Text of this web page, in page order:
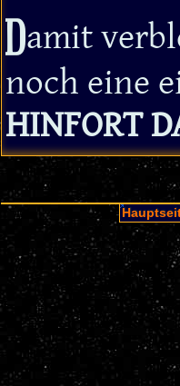
Damit
noch eine
HINFORT